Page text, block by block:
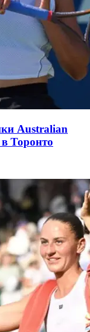
Australian
Торонто